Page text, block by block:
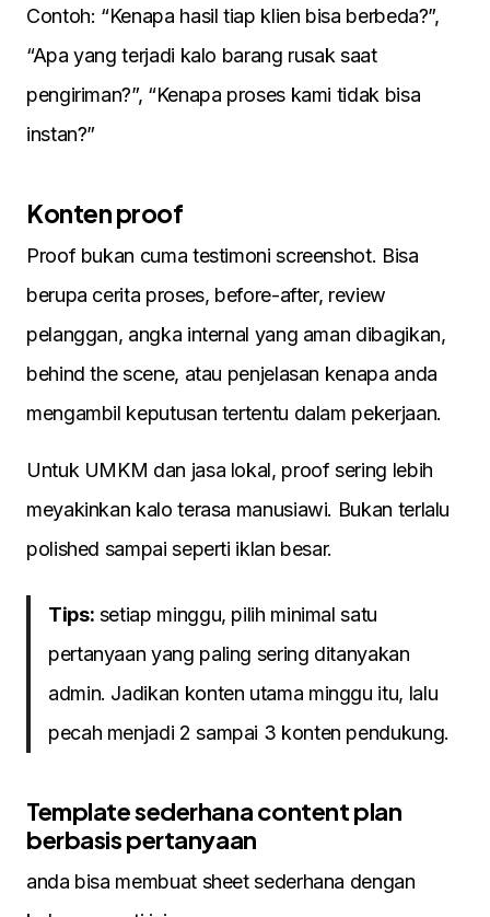
Contoh: “Kenapa hasil tiap klien bisa berbeda?”,
“Apa yang terjadi kalo barang rusak saat
pengiriman?”, “Kenapa proses kami tidak bisa
instan?”
Konten proof
Proof bukan cuma testimoni screenshot. Bisa
berupa cerita proses, before-after, review
pelanggan, angka internal yang aman dibagikan,
behind the scene, atau penjelasan kenapa anda
mengambil keputusan tertentu dalam pekerjaan.
Untuk UMKM dan jasa lokal, proof sering lebih
meyakinkan kalo terasa manusiawi. Bukan terlalu
polished sampai seperti iklan besar.
Tips: setiap minggu, pilih minimal satu
pertanyaan yang paling sering ditanyakan
admin. Jadikan konten utama minggu itu, lalu
pecah menjadi 2 sampai 3 konten pendukung.
Template sederhana content plan
berbasis pertanyaan
anda bisa membuat sheet sederhana dengan